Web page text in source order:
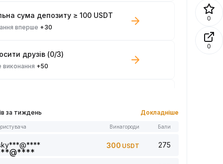
сума депозиту ≥ 100 USDT
вперше +30
друзів (0/3)
+50
прочитано: 0/5
виконання+1
за тиждень Докладніше
Винагороди Бали
300 USDT 275
0
0